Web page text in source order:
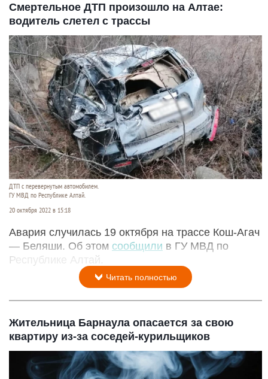
Смертельное ДТП произошло на Алтае:
водитель слетел с трассы
ДТП с перевернутым автомобилем.
ГУ МВД по Республике Алтай.
20 октября 2022 в 15:18
Авария случилась 19 октября на трассе Кош-Агач
— Беляши. Об этом сообщили в ГУ МВД по
Республике Алтай.
Читать полностью
Жительница Барнаула опасается за свою
квартиру из-за соседей-курильщиков